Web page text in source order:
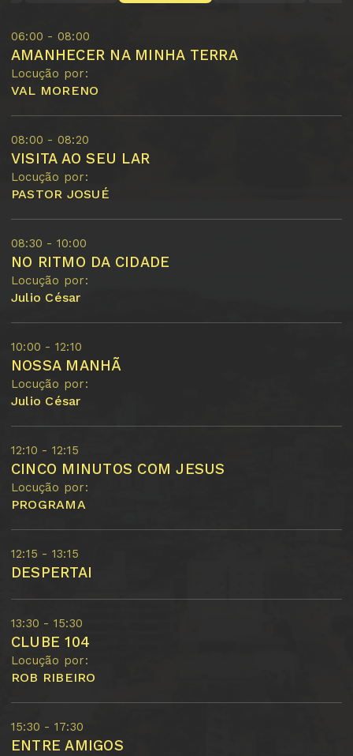
06:00 - 08:00
AMANHECER NA MINHA TERRA
Locução por:
VAL MORENO
08:00 - 08:20
VISITA AO SEU LAR
Locução por:
PASTOR JOSUÉ
08:30 - 10:00
NO RITMO DA CIDADE
Locução por:
Julio César
10:00 - 12:10
NOSSA MANHÃ
Locução por:
Julio César
12:10 - 12:15
CINCO MINUTOS COM JESUS
Locução por:
PROGRAMA
12:15 - 13:15
DESPERTAI
13:30 - 15:30
CLUBE 104
Locução por:
ROB RIBEIRO
15:30 - 17:30
ENTRE AMIGOS